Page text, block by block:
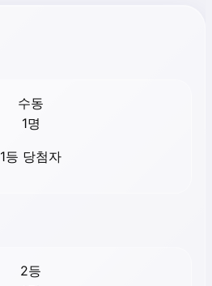
수동
1명
1등 당첨자
2등